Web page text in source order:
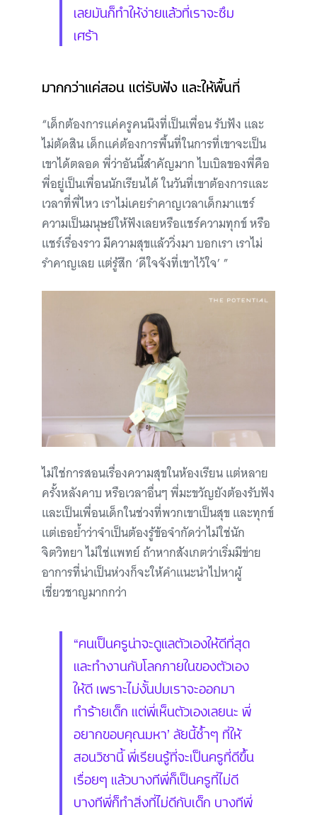
เลยมันก็ทำให้ง่ายแล้วที่เราจะซึม
เศร้า
มากกว่าแค่สอน แต่รับฟัง และให้พื้นที่
“เด็กต้องการแค่ครูคนนึงที่เป็นเพื่อน รับฟัง และ
ไม่ตัดสิน เด็กแค่ต้องการพื้นที่ในการที่เขาจะเป็น
เขาได้ตลอด พี่ว่าอันนี้สำคัญมาก ไบเบิลของพี่คือ
พี่อยู่เป็นเพื่อนนักเรียนได้ ในวันที่เขาต้องการและ
เวลาที่พี่ไหว เราไม่เคยรำคาญเวลาเด็กมาแชร์
ความเป็นมนุษย์ให้ฟังเลยหรือแชร์ความทุกข์ หรือ
แชร์เรื่องราว มีความสุขแล้ววิ่งมา บอกเรา เราไม่
รำคาญเลย แต่รู้สึก ‘ดีใจจังที่เขาไว้ใจ’ ”
ไม่ใช่การสอนเรื่องความสุขในห้องเรียน แต่หลาย
ครั้งหลังคาบ หรือเวลาอื่นๆ พี่มะขวัญยังต้องรับฟัง
และเป็นเพื่อนเด็กในช่วงที่พวกเขาเป็นสุข และทุกข์
แต่เธอย้ำว่าจำเป็นต้องรู้ข้อจำกัดว่าไม่ใช่นัก
จิตวิทยา ไม่ใช่แพทย์ ถ้าหากสังเกตว่าเริ่มมีข่าย
อาการที่น่าเป็นห่วงก็จะให้คำแนะนำไปหาผู้
เชี่ยวชาญมากกว่า
“คนเป็นครูน่าจะดูแลตัวเองให้ดีที่สุด
และทำงานกับโลกภายในของตัวเอง
ให้ดี เพราะไม่งั้นปมเราจะออกมา
ทำร้ายเด็ก แต่พี่เห็นตัวเองเลยนะ พี่
อยากขอบคุณมหา’ ลัยนี้ซ้ำๆ ที่ให้
สอนวิชานี้ พี่เรียนรู้ที่จะเป็นครูที่ดีขึ้น
เรื่อยๆ แล้วบางทีพี่ก็เป็นครูที่ไม่ดี
บางทีพี่ก็ทำสิ่งที่ไม่ดีกับเด็ก บางทีพี่